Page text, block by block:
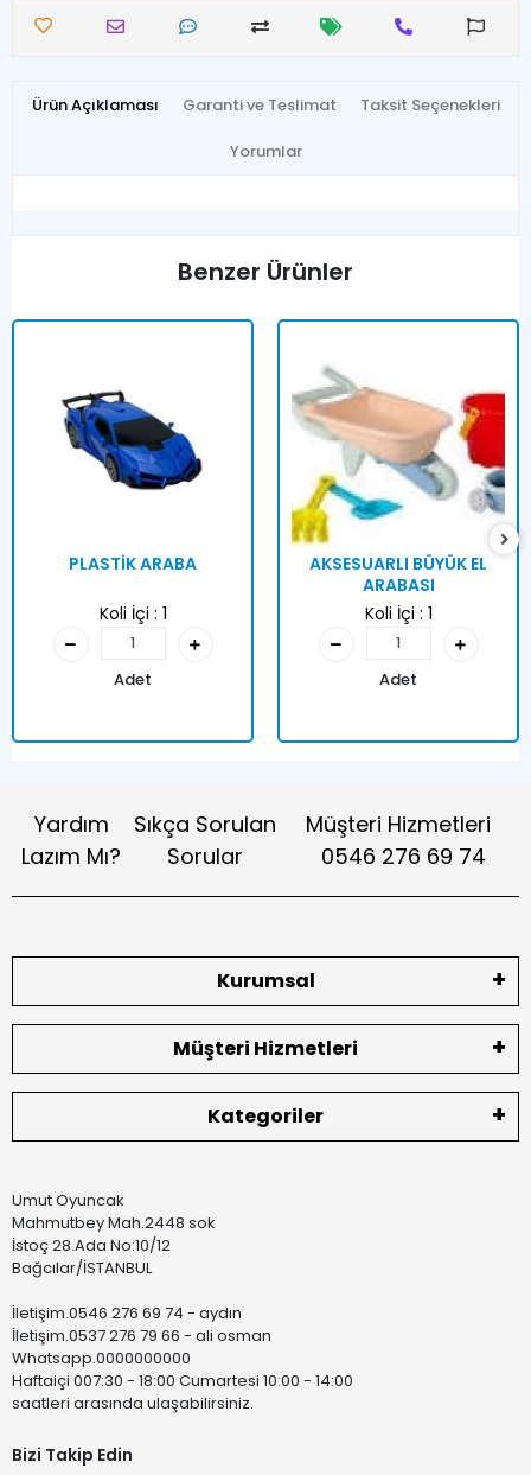
Ürün Açıklaması Garanti ve Teslimat Taksit Seçenekleri
Yorumlar
Benzer Ürünler
PLASTİK ARABA
Koli İçi : 1
Adet
AKSESUARLI BÜYÜK EL
ARABASI
Koli İçi : 1
Adet
Yardım
Lazım Mı?
Sıkça Sorulan
Sorular
Müşteri Hizmetleri
0546 276 69 74
Kurumsal
Müşteri Hizmetleri
Kategoriler
Umut Oyuncak
Mahmutbey Mah.2448 sok
İstoç 28.Ada No:10/12
Bağcılar/İSTANBUL
İletişim.0546 276 69 74 - aydın
İletişim.0537 276 79 66 - ali osman
Whatsapp.0000000000
Haftaiçi 007:30 - 18:00 Cumartesi 10:00 - 14:00
saatleri arasında ulaşabilirsiniz.
Bizi Takip Edin